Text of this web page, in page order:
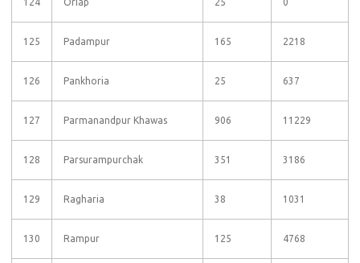
125 Padampur 165 2218
126 Pankhoria 25 637
127 Parmanandpur Khawas 906 11229
128 Parsurampurchak 351 3186
129 Ragharia 38 1031
130 Rampur 125 4768